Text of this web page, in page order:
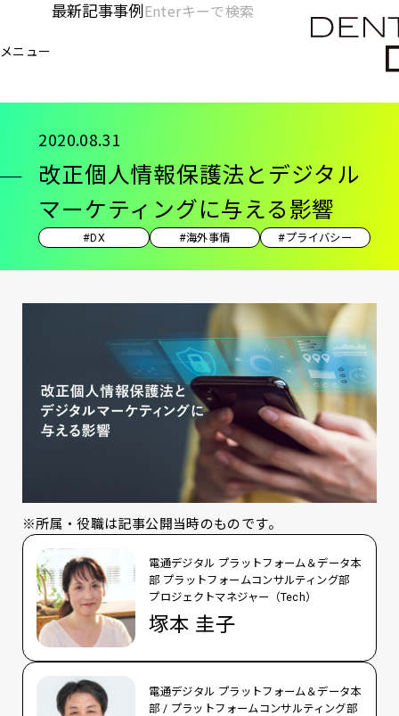
ン
ン
ツ
メニュー
[KC]
-
メ
最新記事事例
検
索
改
改正個人情報保護法とデジタル
マーケティングに与える影響
2020.08.31
#DX #海外事情 #プライバシー
※所属・役職は記事公開当時のものです。
電通デジタル プラットフォーム＆データ本
部 プラットフォームコンサルティング部
プロジェクトマネジャー（Tech）
塚本 圭子
電通デジタル プラットフォーム＆データ本
部 / プラットフォームコンサルティング部